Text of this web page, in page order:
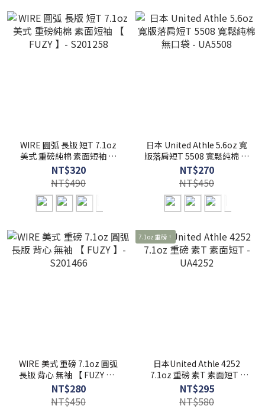
WIRE 圓弧 長版 短T 7.1oz
美式 重磅純棉 素面短袖 【
FUZY 】- S201258
NT$320
NT$490
日本 United Athle 5.6oz 寬
版落肩短T 5508 寬鬆純棉 無
口袋 - UA5508
NT$270
NT$450
WIRE 美式 重磅 7.1oz 圓弧
長版 背心 無袖 【 FUZY 】-
S201466
NT$280
NT$450
7.1oz 重磅！
日本United Athle 4252
7.1oz 重磅 素T 素面短T -
UA4252
NT$295
NT$580